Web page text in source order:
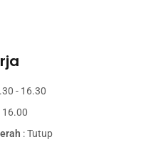
- 16.30
16.00
: Tutup